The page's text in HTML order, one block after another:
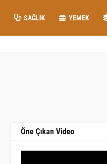
SAĞLIK YEMEK
Öne Çıkan Video